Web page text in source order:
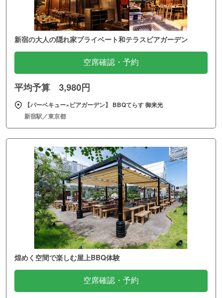
新宿の大人の隠れ家プライベート和テラスビアガーデン
空席確認・予約
平均予算 3,980円
【バーベキュー×ビアガーデン】 BBQてらす 御来光
新宿駅／東京都
煌めく空間で楽しむ屋上BBQ体験
空席確認・予約